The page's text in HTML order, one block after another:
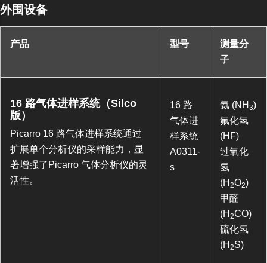
外围设备
产品 型号
测量分
子
16 路气体进样系统（Silco
版）
Picarro 16 路气体进样系统通过
扩展单个分析仪的采样能力，显
著增强了Picarro 气体分析仪的灵
活性。
16 路
气体进
样系统
A0311-
s
氨 (NH 3)
氟化氢
(HF)
过氧化
氢
(H 2O2)
甲醛
(H 2CO)
硫化氢
(H 2S)